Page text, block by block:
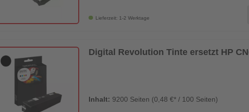
Lieferzeit: 1-2 Werktage
Digital Revolution Tinte ersetzt HP
Inhalt: 9200 Seiten (0,48 €* / 100 Seiten)